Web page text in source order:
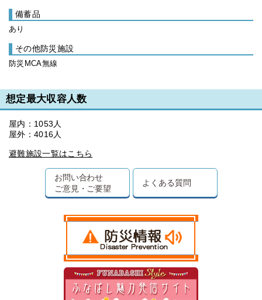
備蓄品
あり
その他防災施設
防災MCA無線
想定最大収容人数
屋内：1053人
屋外：4016人
避難施設一覧はこちら
お問い合わせ
ご意見・ご要望
よくある質問